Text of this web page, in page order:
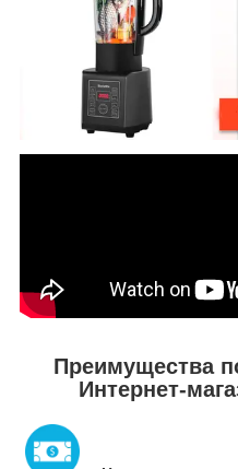
Преимущества
Интернет-